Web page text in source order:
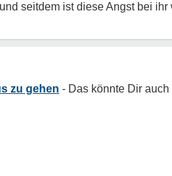
seitdem ist diese Angst bei
zu gehen